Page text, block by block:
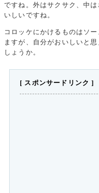
ですね。外はサクサク、中
いしいですね。
コロッケにかけるものはソ
ますが、自分がおいしいと
しょうか。
[ スポンサードリンク ]